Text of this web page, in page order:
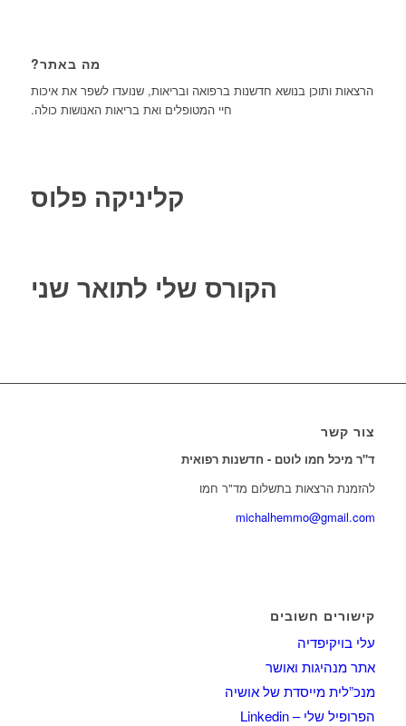
מה באתר?
הרצאות ותוכן בנושא חדשנות ברפואה ובריאות, שנועדו לשפר את איכות
חיי המטופלים ואת בריאות האנושות כולה.
קליניקה פלוס
הקורס שלי לתואר שני
צור קשר
ד"ר מיכל חמו לוטם - חדשנות רפואית
להזמנת הרצאות בתשלום מד"ר חמו
michalhemmo@gmail.com
קישורים חשובים
עלי בויקיפדיה
אתר מנהיגות ואושר
מנכ”לית מייסדת של אושיה
הפרופיל שלי – Linkedin